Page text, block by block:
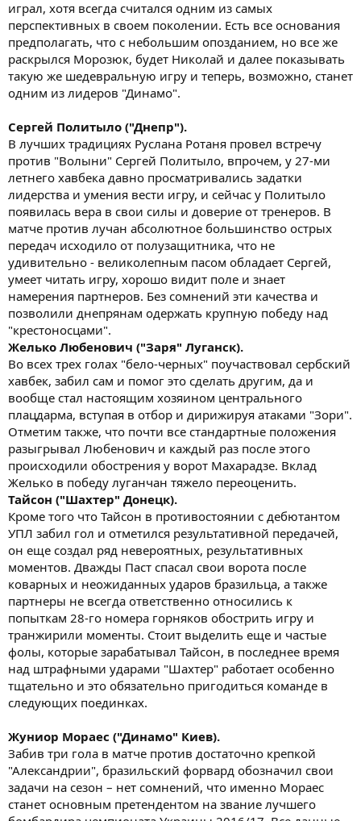
играл, хотя всегда считался одним из самых
перспективных в своем поколении. Есть все основания
предполагать, что с небольшим опозданием, но все же
раскрылся Морозюк, будет Николай и далее показывать
такую же шедевральную игру и теперь, возможно, станет
одним из лидеров "Динамо".
Сергей Политыло ("Днепр").
В лучших традициях Руслана Ротаня провел встречу
против "Волыни" Сергей Политыло, впрочем, у 27-ми
летнего хавбека давно просматривались задатки
лидерства и умения вести игру, и сейчас у Политыло
появилась вера в свои силы и доверие от тренеров. В
матче против лучан абсолютное большинство острых
передач исходило от полузащитника, что не
удивительно - великолепным пасом обладает Сергей,
умеет читать игру, хорошо видит поле и знает
намерения партнеров. Без сомнений эти качества и
позволили днепрянам одержать крупную победу над
"крестоносцами".
Желько Любенович ("Заря" Луганск).
Во всех трех голах "бело-черных" поучаствовал сербский
хавбек, забил сам и помог это сделать другим, да и
вообще стал настоящим хозяином центрального
плацдарма, вступая в отбор и дирижируя атаками "Зори".
Отметим также, что почти все стандартные положения
разыгрывал Любенович и каждый раз после этого
происходили обострения у ворот Махарадзе. Вклад
Желько в победу луганчан тяжело переоценить.
Тайсон ("Шахтер" Донецк).
Кроме того что Тайсон в противостоянии с дебютантом
УПЛ забил гол и отметился результативной передачей,
он еще создал ряд невероятных, результативных
моментов. Дважды Паст спасал свои ворота после
коварных и неожиданных ударов бразильца, а также
партнеры не всегда ответственно относились к
попыткам 28-го номера горняков обострить игру и
транжирили моменты. Стоит выделить еще и частые
фолы, которые зарабатывал Тайсон, в последнее время
над штрафными ударами "Шахтер" работает особенно
тщательно и это обязательно пригодиться команде в
следующих поединках.
Жуниор Мораес ("Динамо" Киев).
Забив три гола в матче против достаточно крепкой
"Александрии", бразильский форвард обозначил свои
задачи на сезон – нет сомнений, что именно Мораес
станет основным претендентом на звание лучшего